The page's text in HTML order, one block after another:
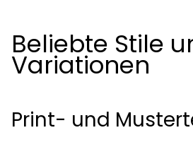
Beliebte Stile
Variationen
Print- und